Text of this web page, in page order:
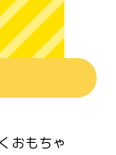
おもちゃ